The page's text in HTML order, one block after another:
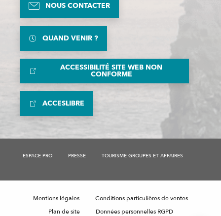
NOUS CONTACTER
QUAND VENIR ?
ACCESSIBILITÉ SITE WEB NON
CONFORME
ACCESLIBRE
ESPACE PRO PRESSE TOURISME GROUPES ET AFFAIRES
Mentions légales
Conditions particulières de ventes
Plan de site
Données personnelles RGPD